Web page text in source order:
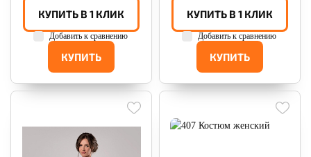
КУПИТЬ
КУПИТЬ В 1 КЛИК
Добавить к сравнению
КУПИТЬ
КУПИТЬ В 1 КЛИК
Добавить к сравнению